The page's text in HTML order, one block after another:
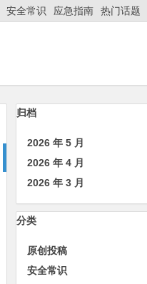
安全常识 应急指南 热门话题
归档
2026 年 5 月
2026 年 4 月
2026 年 3 月
分类
原创投稿
安全常识